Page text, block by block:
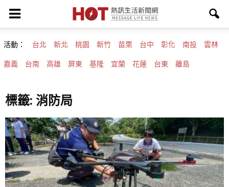
活動： 台北 新北 桃園 新竹 苗栗 台中 彰化 南投 雲林
嘉義 台南 高雄 屏東 基隆 宜蘭 花蓮 台東 離島
標籤: 消防局